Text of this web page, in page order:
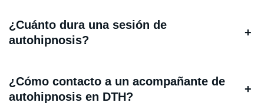
¿Cuánto dura una sesión de
autohipnosis?
+
¿Cómo contacto a un acompañante de
autohipnosis en DTH?
+